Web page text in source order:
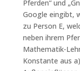
Pferden“ und
Google eingibt,
zu Person E,
neben ihrem
Mathematik-
Konstante aus